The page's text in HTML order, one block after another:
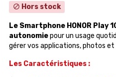
block Hors stock
Le Smartphone HONOR Play
autonomiepour un usage
gérer vos applications, photos
Les Caractéristiques :